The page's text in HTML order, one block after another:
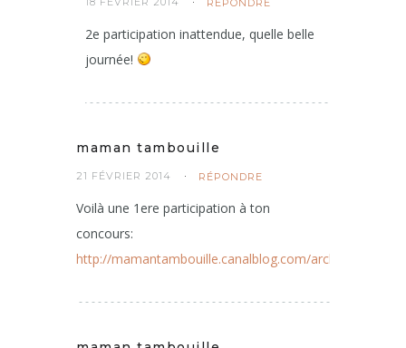
RÉPONDRE
2e participation inattendue, quelle belle
journée!
maman tambouille
21 FÉVRIER 2014 RÉPONDRE
Voilà une 1ere participation à ton
concours:
http://mamantambouille.canalblog.com/archives/2014/